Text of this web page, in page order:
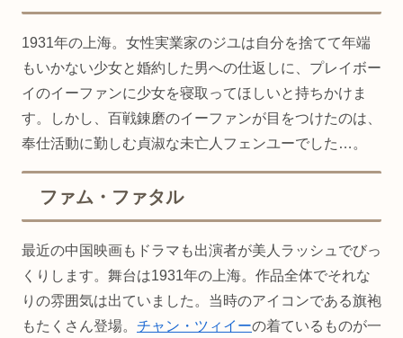
1931年の上海。女性実業家のジユは自分を捨てて年端
もいかない少女と婚約した男への仕返しに、プレイボー
イのイーファンに少女を寝取ってほしいと持ちかけま
す。しかし、百戦錬磨のイーファンが目をつけたのは、
奉仕活動に勤しむ貞淑な未亡人フェンユーでした…。
ファム・ファタル
最近の中国映画もドラマも出演者が美人ラッシュでびっ
くりします。舞台は1931年の上海。作品全体でそれな
りの雰囲気は出ていました。当時のアイコンである旗袍
もたくさん登場。 チャン・ツィイーの着ているものが一